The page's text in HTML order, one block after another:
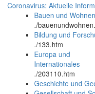
Coronavirus: Aktuelle
Bauen und Wohnen
./
Bildung und
./133.htm
Europa und
Internationales
./203110.htm
Geschichte und